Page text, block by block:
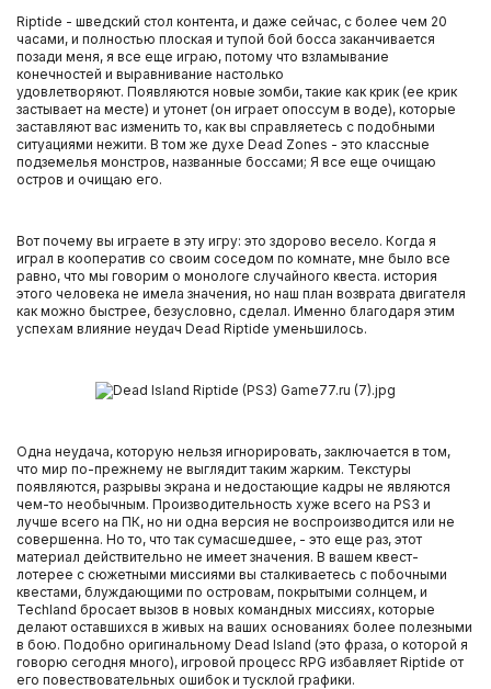
Riptide - шведский стол контента, и даже сейчас, с более чем 20
часами, и полностью плоская и тупой бой босса заканчивается
позади меня, я все еще играю, потому что взламывание
конечностей и выравнивание настолько
удовлетворяют. Появляются новые зомби, такие как крик (ее крик
застывает на месте) и утонет (он играет опоссум в воде), которые
заставляют вас изменить то, как вы справляетесь с подобными
ситуациями нежити. В том же духе Dead Zones - это классные
подземелья монстров, названные боссами; Я все еще очищаю
остров и очищаю его.
Вот почему вы играете в эту игру: это здорово весело. Когда я
играл в кооператив со своим соседом по комнате, мне было все
равно, что мы говорим о монологе случайного квеста. история
этого человека не имела значения, но наш план возврата двигателя
как можно быстрее, безусловно, сделал. Именно благодаря этим
успехам влияние неудач Dead Riptide уменьшилось.
Одна неудача, которую нельзя игнорировать, заключается в том,
что мир по-прежнему не выглядит таким жарким. Текстуры
появляются, разрывы экрана и недостающие кадры не являются
чем-то необычным. Производительность хуже всего на PS3 и
лучше всего на ПК, но ни одна версия не воспроизводится или не
совершенна. Но то, что так сумасшедшее, - это еще раз, этот
материал действительно не имеет значения. В вашем квест-
лотерее с сюжетными миссиями вы сталкиваетесь с побочными
квестами, блуждающими по островам, покрытыми солнцем, и
Techland бросает вызов в новых командных миссиях, которые
делают оставшихся в живых на ваших основаниях более полезными
в бою. Подобно оригинальному Dead Island (это фраза, о которой я
говорю сегодня много), игровой процесс RPG избавляет Riptide от
его повествовательных ошибок и тусклой графики.